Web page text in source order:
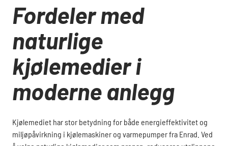
Fordeler med
naturlige
kjølemedier i
moderne anlegg
Kjølemediet har stor betydning for både energieffektivitet og
miljøpåvirkning i kjølemaskiner og varmepumper fra Enrad. Ved